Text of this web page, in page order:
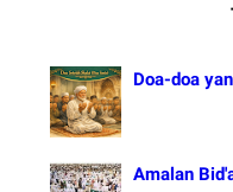
Doa-doa
Amalan